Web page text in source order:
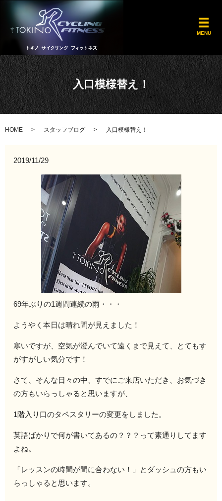
MENU
入口模様替え！
HOME スタッフブログ 入口模様替え！
2019/11/29
69年ぶりの1週間連続の雨・・・
ようやく本日は晴れ間が見えました！
寒いですが、空気が澄んでいて遠くまで見えて、とてもす
がすがしい気分です！
さて、そんな日々の中、すでにご来店いただき、お気づき
の方もいらっしゃると思いますが、
1階入り口のタペスタリーの変更をしました。
英語ばかりで何が書いてあるの？？？って素通りしてます
よね。
「レッスンの時間が間に合わない！」とダッシュの方もい
らっしゃると思います。